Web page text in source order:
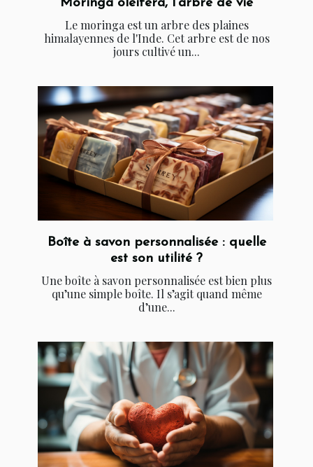
Moringa oleifera, l’arbre de vie
Le moringa est un arbre des plaines
himalayennes de l'Inde. Cet arbre est de nos
jours cultivé un...
Boîte à savon personnalisée : quelle
est son utilité ?
Une boîte à savon personnalisée est bien plus
qu’une simple boîte. Il s’agit quand même
d’une...